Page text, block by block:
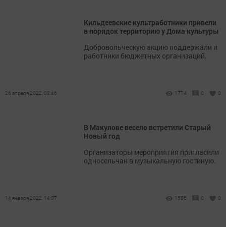
Кильдеевские культработники привели
в порядок территорию у Дома культуры
Добровольческую акцию поддержали и
работники бюджетных организаций.
26 апреля 2022, 08:46 1774 0 0
В Макулове весело встретили Старый
Новый год
Организаторы мероприятия пригласили
односельчан в музыкальную гостиную.
14 января 2022, 14:07 1585 0 0